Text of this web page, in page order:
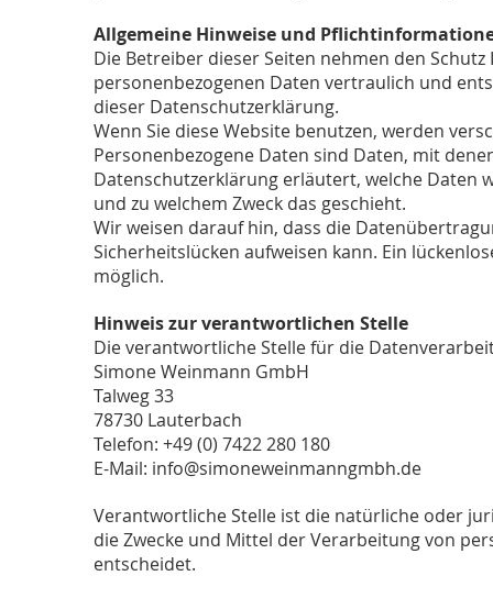
Allgemeine Hinweise und
Die Betreiber dieser Seiten nehmen den
personenbezogenen Daten vertraulich und
dieser Datenschutzerklärung.
Wenn Sie diese Website benutzen, werden
Personenbezogene Daten sind Daten, mit
Datenschutzerklärung erläutert, welche Daten
und zu welchem Zweck das geschieht.
Wir weisen darauf hin, dass die
Sicherheitslücken aufweisen kann. Ein
möglich.
Hinweis zur verantwortlichen Stelle
Die verantwortliche Stelle für die
Simone Weinmann GmbH
Talweg 33
78730 Lauterbach
Telefon: +49 (0) 7422 280 180
E-Mail: info@simoneweinmanngmbh.de
Verantwortliche Stelle ist die natürliche oder
die Zwecke und Mittel der Verarbeitung von
entscheidet.